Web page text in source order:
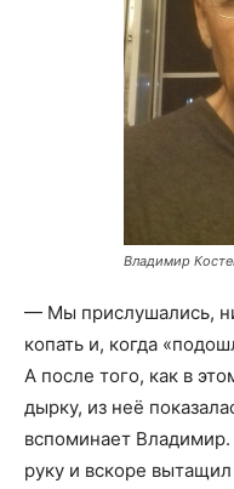
Владимир
— Мы прислушались,
копать и, когда
А после того, как в
дырку, из неё
вспоминает Владимир.
руку и вскоре